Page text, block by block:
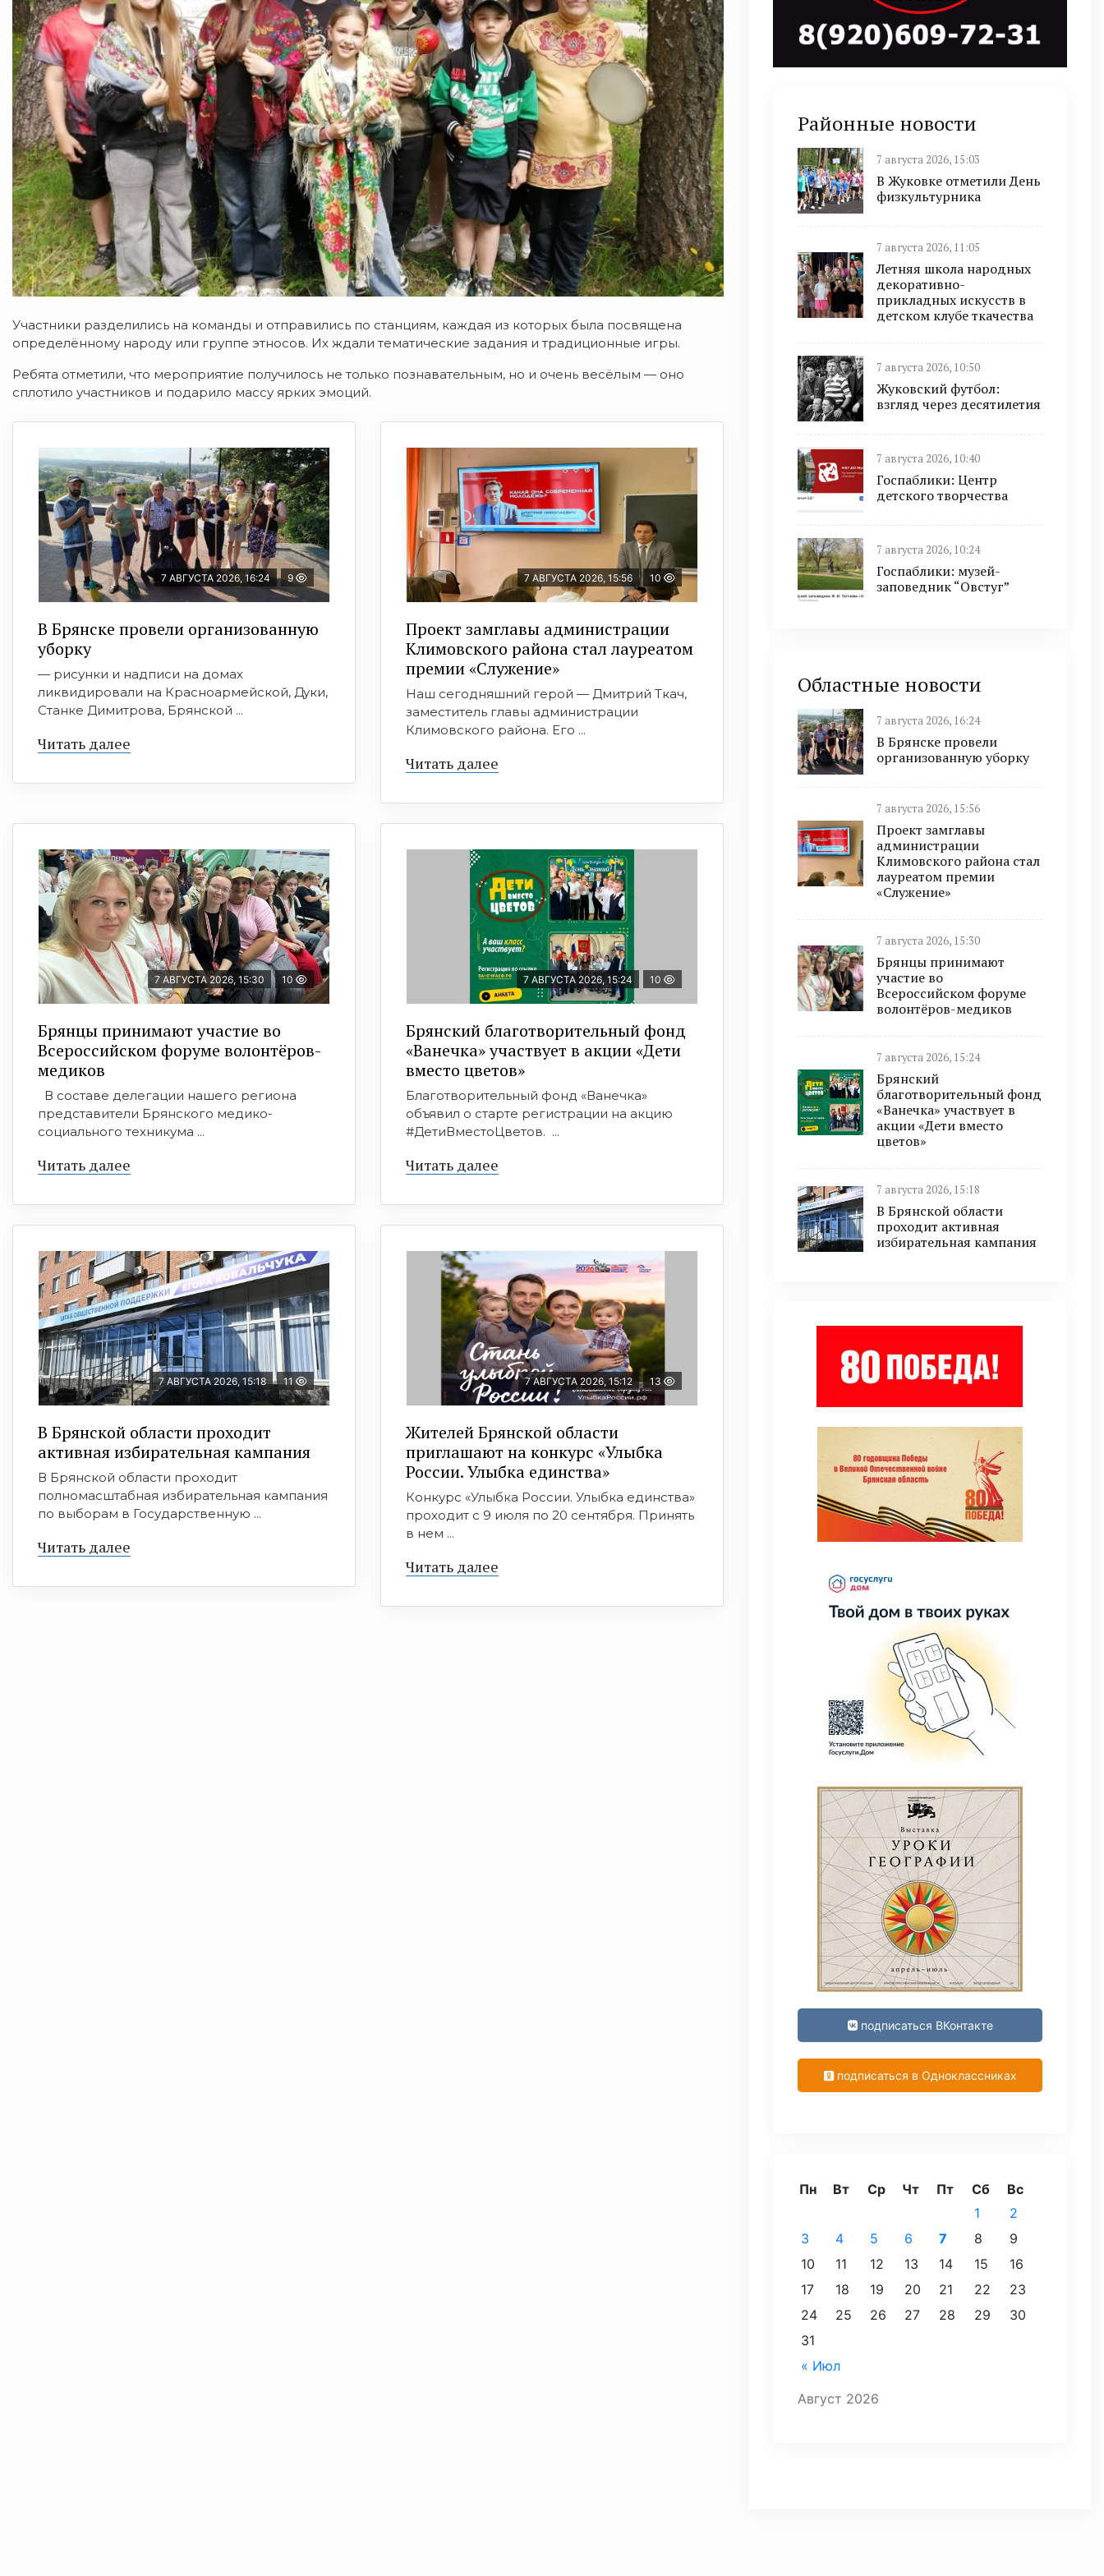
Участники разделились на команды и отправились по станциям, каждая из которых была посвящена
определённому народу или группе этносов. Их ждали тематические задания и традиционные игры.
Ребята отметили, что мероприятие получилось не только познавательным, но и очень весёлым — оно
сплотило участников и подарило массу ярких эмоций.
7 АВГУСТА 2026, 16:24 9
В Брянске провели организованную
уборку
— рисунки и надписи на домах
ликвидировали на Красноармейской, Дуки,
Станке Димитрова, Брянской ...
Читать далее
7 АВГУСТА 2026, 15:56 10
Проект замглавы администрации
Климовского района стал лауреатом
премии «Служение»
Наш сегодняшний герой — Дмитрий Ткач,
заместитель главы администрации
Климовского района. Его ...
Читать далее
7 АВГУСТА 2026, 15:30 10
Брянцы принимают участие во
Всероссийском форуме волонтёров-
медиков
В составе делегации нашего региона
представители Брянского медико-
социального техникума ...
Читать далее
7 АВГУСТА 2026, 15:24 10
Брянский благотворительный фонд
«Ванечка» участвует в акции «Дети
вместо цветов»
Благотворительный фонд «Ванечка»
объявил о старте регистрации на акцию
#ДетиВместоЦветов. ...
Читать далее
7 АВГУСТА 2026, 15:18 11
В Брянской области проходит
активная избирательная кампания
В Брянской области проходит
полномасштабная избирательная кампания
по выборам в Государственную ...
Читать далее
7 АВГУСТА 2026, 15:12 13
Жителей Брянской области
приглашают на конкурс «Улыбка
России. Улыбка единства»
Конкурс «Улыбка России. Улыбка единства»
проходит с 9 июля по 20 сентября. Принять
в нем ...
Читать далее
Районные новости
7 августа 2026, 15:03
В Жуковке отметили День
физкультурника
7 августа 2026, 11:05
Летняя школа народных
декоративно-
прикладных искусств в
детском клубе ткачества
7 августа 2026, 10:50
Жуковский футбол:
взгляд через десятилетия
7 августа 2026, 10:40
Госпаблики: Центр
детского творчества
7 августа 2026, 10:24
Госпаблики: музей-
заповедник “Овстуг”
Областные новости
7 августа 2026, 16:24
В Брянске провели
организованную уборку
7 августа 2026, 15:56
Проект замглавы
администрации
Климовского района стал
лауреатом премии
«Служение»
7 августа 2026, 15:30
Брянцы принимают
участие во
Всероссийском форуме
волонтёров-медиков
7 августа 2026, 15:24
Брянский
благотворительный фонд
«Ванечка» участвует в
акции «Дети вместо
цветов»
7 августа 2026, 15:18
В Брянской области
проходит активная
избирательная кампания
подписаться ВКонтакте
подписаться в Одноклассниках
Август 2026
Пн Вт Ср Чт Пт Сб Вс
« Июл
1
2
3
4 5 6 7 8
9
10
11 12 13 14 15
16
17
18 19 20 21 22
23
24
25 26 27 28 29
30
31